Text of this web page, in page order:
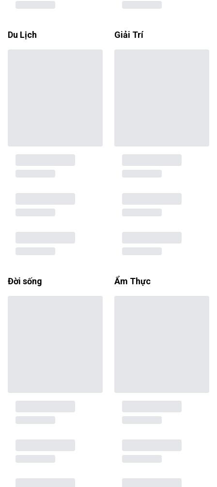
Du Lịch Giải Trí
Đời sống Ẩm Thực